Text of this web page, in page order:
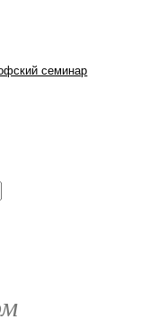
семинар